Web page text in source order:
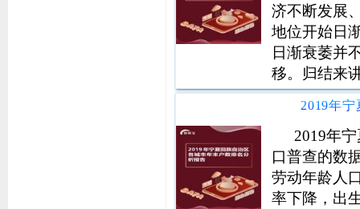
济不断发展
地位开始日
日渐衰萎并
移。归结来
资，对于其
的出口活力
段，更是经
2019年
口普查的数
劳动年龄人
率下降，出